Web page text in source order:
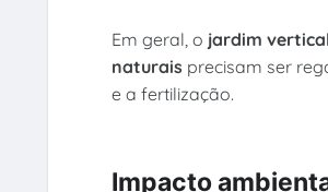
Em geral, o jardim
naturaisprecisam ser
e a fertilização.
Impacto